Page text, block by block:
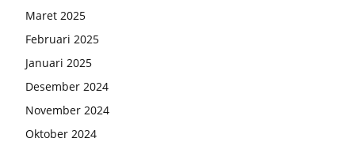
Maret 2025
Februari 2025
Januari 2025
Desember 2024
November 2024
Oktober 2024